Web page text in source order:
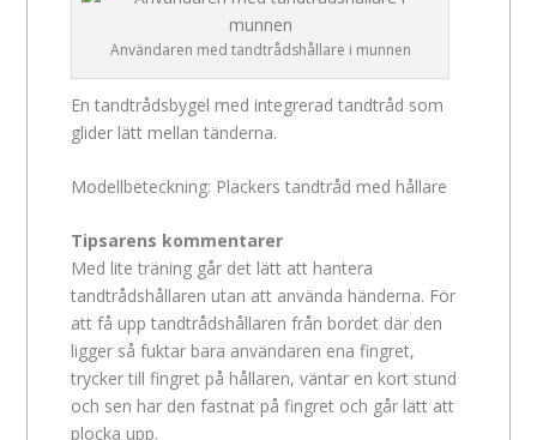
Användaren med tandtrådshållare i munnen
En tandtrådsbygel med integrerad tandtråd som
glider lätt mellan tänderna.
Modellbeteckning: Plackers tandtråd med hållare
Tipsarens kommentarer
Med lite träning går det lätt att hantera
tandtrådshållaren utan att använda händerna. För
att få upp tandtrådshållaren från bordet där den
ligger så fuktar bara användaren ena fingret,
trycker till fingret på hållaren, väntar en kort stund
och sen har den fastnat på fingret och går lätt att
plocka upp.